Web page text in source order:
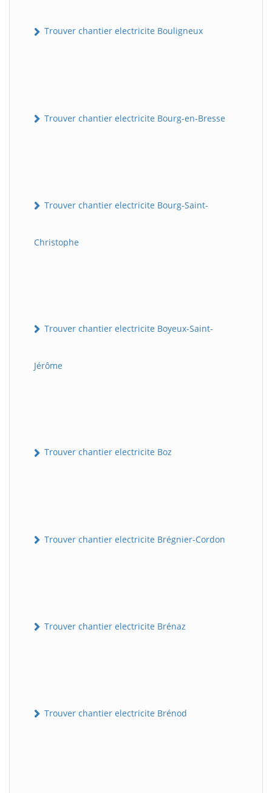
Trouver chantier electricite Bouligneux
Trouver chantier electricite Bourg-en-Bresse
Trouver chantier electricite Bourg-Saint-
Christophe
Trouver chantier electricite Boyeux-Saint-
Jérôme
Trouver chantier electricite Boz
Trouver chantier electricite Brégnier-Cordon
Trouver chantier electricite Brénaz
Trouver chantier electricite Brénod